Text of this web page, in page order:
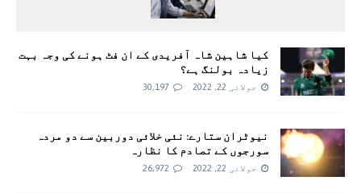
کیا شاہین شاہ آفریدی کے ان فٹ ہونے کی وجہ بہت
زیادہ بولنگ ہے؟
جولائی 22, 2022 30,197
نیوٹران ستارے: نئی خلائی دوربین سے دو مردہ
سورجوں کے تصادم کا نظارہ
جولائی 22, 2022 26,972